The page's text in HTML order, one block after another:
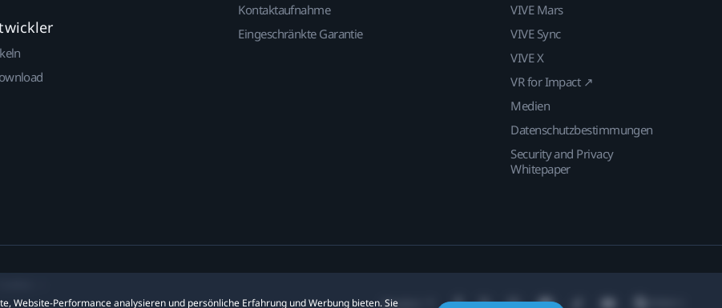
Website-Performance analysieren und persönliche Erfahrung und Werbung bieten. Sie
Kontaktaufnahme
Eingeschränkte Garantie
VIVE Mars
VIVE Sync
VIVE X
VR for Impact ↗
Medien
Datenschutzbestimmungen
Security and Privacy
Whitepaper
Standort